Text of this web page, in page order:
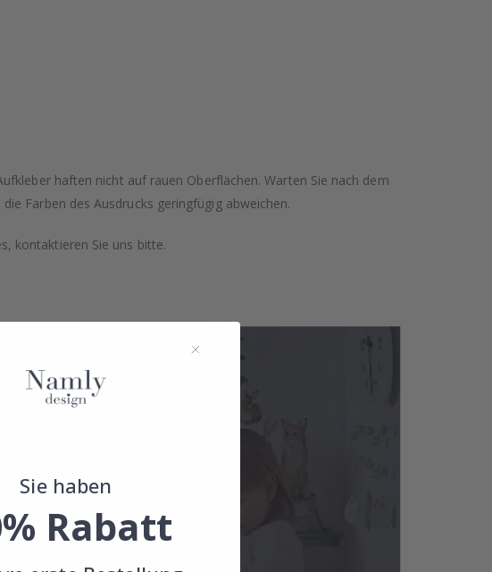
haften nicht auf rauen Oberflächen. Warten Sie nach dem
Farben des Ausdrucks geringfügig abweichen.
kontaktieren Sie uns bitte.
Sie haben
Rabatt